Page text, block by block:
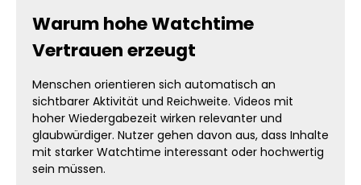
Inhalte bereits beliebt erscheinen. Videos
mit starker Zuschauerbindung erzeugen
deutlich mehr Aufmerksamkeit als Inhalte
ohne sichtbare Aktivität. Neue Besucher
gehen davon aus, dass Videos mit hoher
Watchtime interessanter sein müssen.
Genau deshalb erhalten aktive Inhalte
automatisch mehr Aufmerksamkeit. Mehr
Watchtime hilft dir dabei, deinen Kanal
hochwertiger wirken zu lassen und deine
Videos professioneller zu präsentieren. Mehr
Warum hohe Watchtime
Vertrauen erzeugt
Menschen orientieren sich automatisch an
sichtbarer Aktivität und Reichweite. Videos mit
hoher Wiedergabezeit wirken relevanter und
glaubwürdiger. Nutzer gehen davon aus, dass Inhalte
mit starker Watchtime interessant oder hochwertig
sein müssen.